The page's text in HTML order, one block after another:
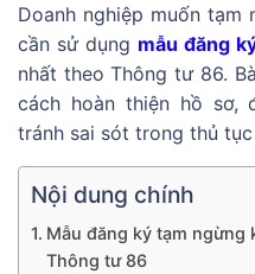
Doanh nghiệp muốn tạm
cần sử dụng mẫu đăng
nhất theo Thông tư 86.
cách hoàn thiện hồ sơ,
tránh sai sót trong thủ tục
Nội dung chính
Mẫu đăng ký tạm ngừng
Thông tư 86